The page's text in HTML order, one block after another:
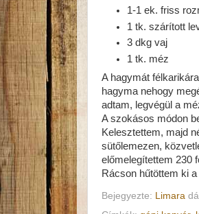
1-1 ek. friss
1 tk. szárított
3 dkg vaj
1 tk. méz
A hagymát
hagyma nehogy
adtam, legvégül a
A szokásos módon
Kelesztettem, majd
sütőlemezen,
előmelegítettem 230
Rácson hűtöttem ki
Bejegyezte: Limara